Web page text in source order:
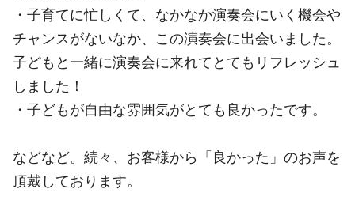
・子育てに忙しくて、なかなか演奏会にいく機会や
チャンスがないなか、この演奏会に出会いました。
子どもと一緒に演奏会に来れてとてもリフレッシュ
しました！
・子どもが自由な雰囲気がとても良かったです。
などなど。続々、お客様から「良かった」のお声を
頂戴しております。